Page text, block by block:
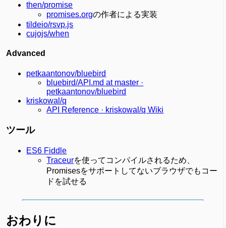
then/promise
promises.orgの作者による実装
tildeio/rsvp.js
cujojs/when
Advanced
petkaantonov/bluebird
bluebird/API.md at master ·
petkaantonov/bluebird
kriskowal/q
API Reference · kriskowal/q Wiki
ツール
ES6 Fiddle
Traceurを使ってコンパイルされるため、
Promisesをサポートしてないブラウザでもコー
ドを試せる
おわりに